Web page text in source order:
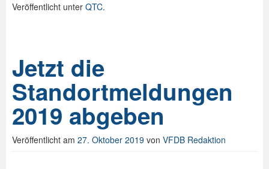
Veröffentlicht unter QTC.
Jetzt die
Standortmeldungen
2019 abgeben
Veröffentlicht am 27. Oktober 2019 von VFDB Redaktion